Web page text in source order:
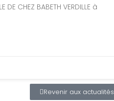
CHEZ BABETH VERDILLE à
Revenir aux actualités